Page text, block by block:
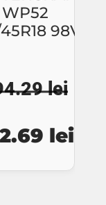
WP52
98V
lei
lei